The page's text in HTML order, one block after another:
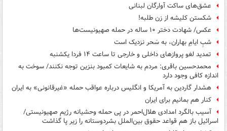
عشق‌های ساکت آوارگان لبنانی
شکستن کلیشه از زن طلبه!
عکس/ شهادت دختر ۱۰ ساله در حمله صهیونیست‌ها
شبِ ایامِ بهاران، به سَحر نزدیک است
تمدید لغو پروازهای داخلی و خارجی تا ساعت ۱۴ فردا یکشنبه
محمدحسین باقری: مردم به شایعات کمبود بنزین توجه نکنند/ سوخت به
اندازه کافی وجود دارد
هشدار گاردین به آمریکا و انگلیس درباره عواقب حمله «غیرقانونی» به ایران
کنار هم بمانیم برای ایران
آسیب بالگرد امدادی هلال‌احمر در پی حمله وحشیانه رژیم صهیونیستی/
اسرائیل باز هم قواعد حقوق بین‌الملل بشردوستانه را زیر پا گذاشت